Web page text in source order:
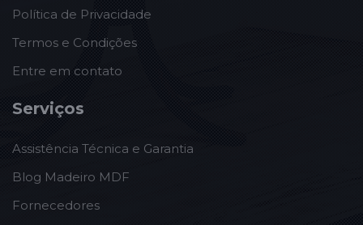
Política de Privacidade
Termos e Condições
Entre em contato
Serviços
Assistência Técnica e Garantia
Blog Madeiro MDF
Fornecedores